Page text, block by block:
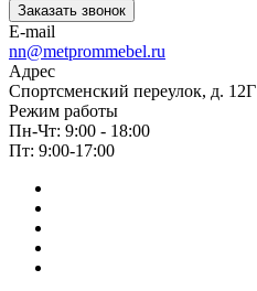
Заказать звонок
E-mail
nn@metprommebel.ru
Адрес
Спортсменский переулок, д. 12Г
Режим работы
Пн-Чт: 9:00 - 18:00
Пт: 9:00-17:00